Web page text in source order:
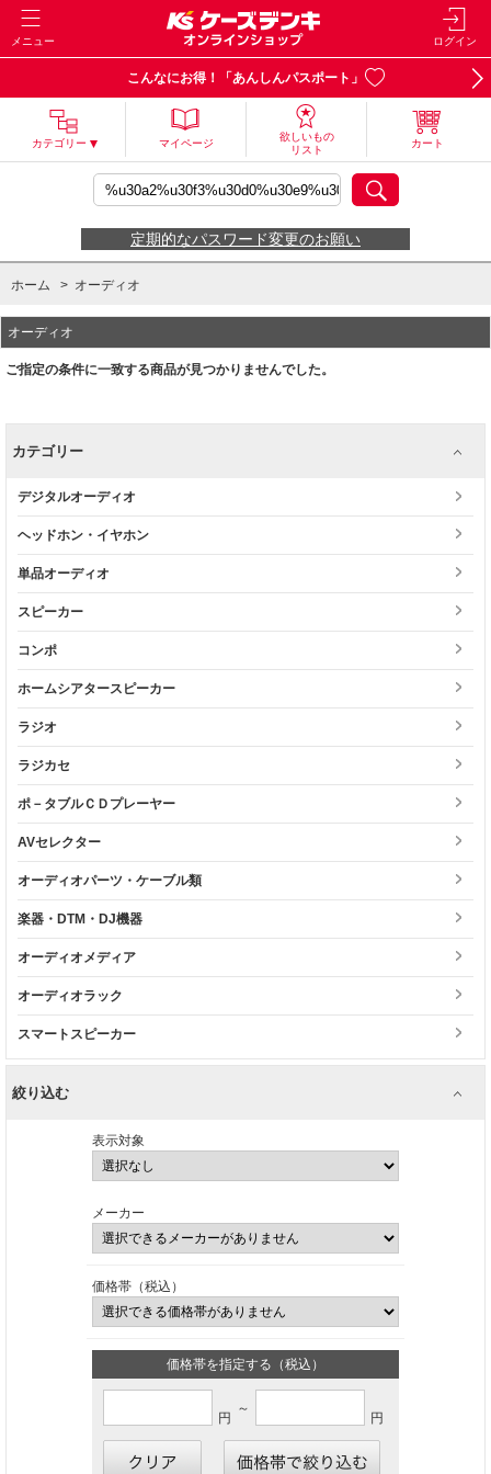
メニュー ログイン
こんなにお得！「あんしんパスポート」
カテゴリー マイページ
欲しいもの
リスト
カート
定期的なパスワード変更のお願い
ホーム > オーディオ
オーディオ
ご指定の条件に一致する商品が見つかりませんでした。
カテゴリー
デジタルオーディオ
ヘッドホン・イヤホン
単品オーディオ
スピーカー
コンポ
ホームシアタースピーカー
ラジオ
ラジカセ
ポ－タブルＣＤプレーヤー
AVセレクター
オーディオパーツ・ケーブル類
楽器・DTM・DJ機器
オーディオメディア
オーディオラック
スマートスピーカー
絞り込む
表示対象
メーカー
価格帯（税込）
価格帯を指定する（税込）
円
～
円